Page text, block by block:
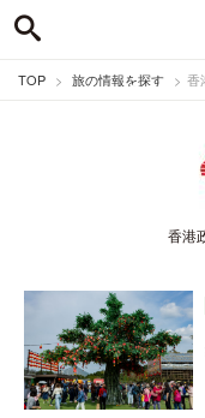
TOP 旅の情報を探す 香
香港